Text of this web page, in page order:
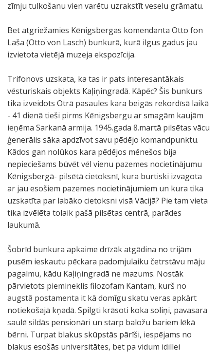
zīmju tulkošanu vien varētu uzrakstīt veselu grāmatu.
Bet atgriežamies Kēnigsbergas komendanta Otto fon
Laša (Otto von Lasch) bunkurā, kurā ilgus gadus jau
izvietota vietējā muzeja ekspozīcija.
Trifonovs uzskata, ka tas ir pats interesantākais
vēsturiskais objekts Kaļiņingradā. Kāpēc? Šis bunkurs
tika izveidots Otrā pasaules kara beigās rekordīsā laikā
- 41 dienā tieši pirms Kēnigsbergu ar smagām kaujām
ieņēma Sarkanā armija. 1945.gada 8.martā pilsētas vācu
ģenerālis sāka apdzīvot savu pēdējo komandpunktu.
Kādos gan nolūkos kara pēdējos mēnešos bija
nepieciešams būvēt vēl vienu pazemes nocietinājumu
Kēnigsbergā- pilsētā cietoksnī, kura burtiski izvagota
ar jau esošiem pazemes nocietinājumiem un kura tika
uzskatīta par labāko cietoksni visā Vācijā? Pie tam vieta
tika izvēlēta tolaik pašā pilsētas centrā, parādes
laukumā.
Šobrīd bunkura apkaime drīzāk atgādina no trijām
pusēm ieskautu pēckara padomjulaiku četrstāvu māju
pagalmu, kādu Kaļiņingradā ne mazums. Nostāk
pārvietots piemineklis filozofam Kantam, kurš no
augstā postamenta it kā domīgu skatu veras apkārt
notiekošajā kņadā. Spilgti krāsoti koka soliņi, pavasara
saulē sildās pensionāri un starp baložu bariem lēkā
bērni. Turpat blakus skūpstās pārīši, iespējams no
blakus esošās universitātes, bet pa vidum idillei